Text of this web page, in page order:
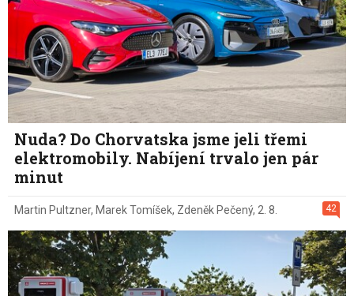
Nuda? Do Chorvatska jsme jeli třemi
elektromobily. Nabíjení trvalo jen pár
minut
42
Martin Pultzner, Marek Tomíšek, Zdeněk Pečený, 2. 8.